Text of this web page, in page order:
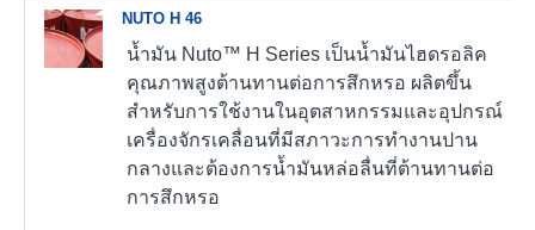
NUTO H 46
น้ำมัน Nuto™ H Series เป็นน้ำมันไฮดรอลิค
คุณภาพสูงต้านทานต่อการสึกหรอ ผลิตขึ้น
สำหรับการใช้งานในอุตสาหกรรมและอุปกรณ์
เครื่องจักรเคลื่อนที่มีสภาวะการทำงานปาน
กลางและต้องการน้ำมันหล่อลื่นที่ต้านทานต่อ
การสึกหรอ